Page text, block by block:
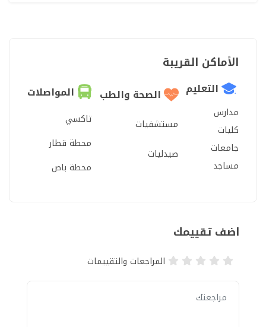
الأماكن القريبة
التعليم
مدارس
كليات
جامعات
مساجد
الصحة والطب
مستشفيات
صيدليات
المواصلات
تاكسي
محطة قطار
محطة باص
اضف تقييمك
المراجعات والتقييمات